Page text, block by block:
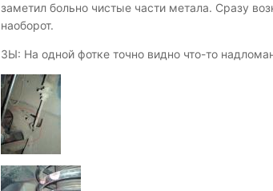
заметил больно чистые части метала. Сразу
наоборот.
ЗЫ: На одной фотке точно видно что-то